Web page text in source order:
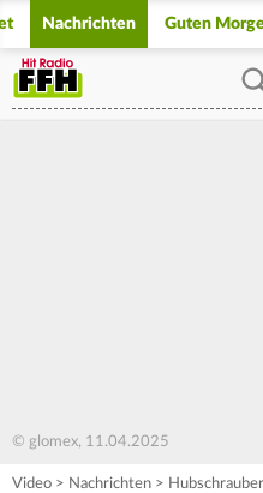
Nachrichten Guten
© glomex, 11.04.2025
Video > Nachrichten >